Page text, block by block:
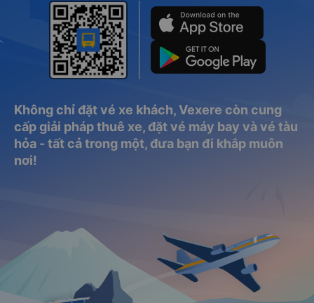
Không chỉ đặt vé xe khách, Vexere còn cung
cấp giải pháp thuê xe, đặt vé máy bay và vé tàu
hỏa - tất cả trong một, đưa bạn đi khắp muôn
nơi!